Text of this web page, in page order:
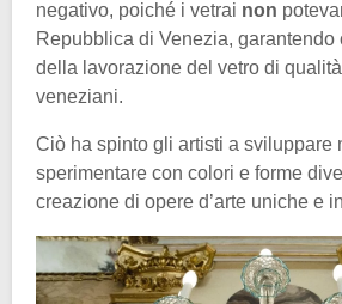
negativo, poiché i vetrai non
Repubblica di Venezia,
della lavorazione del vetro di
veneziani.
Ciò ha spinto gli artisti a sviluppare
sperimentare con colori e forme
creazione di opere d’arte uniche e